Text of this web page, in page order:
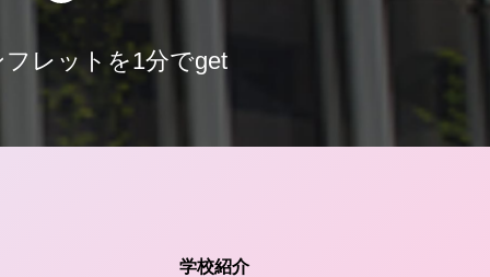
フレットを1分でget
学校紹介